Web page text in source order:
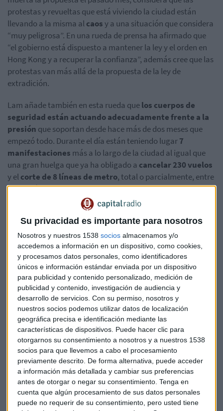
Su privacidad es importante para nosotros
Nosotros y nuestros 1538 socios almacenamos y/o
accedemos a información en un dispositivo, como cookies,
y procesamos datos personales, como identificadores
únicos e información estándar enviada por un dispositivo
para publicidad y contenido personalizado, medición de
publicidad y contenido, investigación de audiencia y
desarrollo de servicios. Con su permiso, nosotros y
nuestros socios podemos utilizar datos de localización
geográfica precisa e identificación mediante las
características de dispositivos. Puede hacer clic para
otorgarnos su consentimiento a nosotros y a nuestros 1538
socios para que llevemos a cabo el procesamiento
previamente descrito. De forma alternativa, puede acceder
a información más detallada y cambiar sus preferencias
antes de otorgar o negar su consentimiento. Tenga en
cuenta que algún procesamiento de sus datos personales
puede no requerir de su consentimiento, pero usted tiene
protestas y revueltas que está viviendo la ciudad están
llevando a la misma alcaosy a una situación que considera
“muy peligrosa”. En una rueda de prensa ha afirmado que
“el gobierno está dispuesto a mantener la ley y el orden en
Hong Kong y a recuperar la confianza”, además cree que las
protestas van más allá de la propuesta de la ley de
extradición.
Lam añade también en esta rueda quelos cuerpos de
seguridad están actuando adecuadamente frente a la
presión que soportan desde hace más de dos meses que
empezó todo. Durante el día están teniendo lugar7
manifestaciones más a lo largo de la ciudad al igual que
una gran huelga que ya ha obligado a cancelar 230 vuelos
y elcorte de 8 líneas de metro, total o parcialmente, entre
ellas la línea que conecta la ciudad con el aeropuerto.
Hasta el momento, estas 7 manifestaciones convocadas en
diferentes partes de la ciudad financiera ya están siendo
reprimidas por lapolicía antidisturbios, en el área de
Wong Tai Sinlos efectivos han lanzado gas lacrimógeno
para frenar las barricadas de los manifestantes y se ha
establecido una línea policial.
También, varios trabajadores del parque Disneyland han ido
a la huelga, al igual que en el centro comercial New Town
Plaza, enSha Tin, donde el centro entero se ha cerrado y ha
sido ocupado por una sentada como protesta contra el
gobierno. Ya son varios los centros comerciales, locales y
sitios públicos de servicios cerrados durante el día como
protesta.
EnTai Po, varios manifestantes han aparecido con
banderas estadounidenses bajo el lema "Presidente Trump,